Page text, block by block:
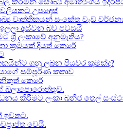
කරමින් සෞඛ්‍ය අමාත්‍යංශය
උපදෙස්
වෘත්තිකයන් සංකේත වැඩ
අස්වන බව පවසයි
ලංකාවේ අනුමැතිය?
ක්‍රමයක් දියත් කෙරේ
ගනු ලබන පියවර කුමක්ද​?
සම්පූර්ණ කතාව​
නිකුත් කෙරේ
බලාපොරොත්තුව.
කිරීමට ලංකා ඛනිජ තෙල්
ඉවතට​.
වෙයි.